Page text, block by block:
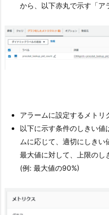
から、以下赤丸で示す「ア
アラームに設定するメトリ
以下に示す条件のしきい値
ムに応じて、適切にしき
最大値に対して、上限のし
(例: 最大値の90%)